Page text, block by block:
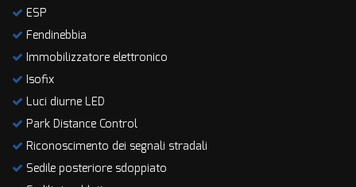
ESP
Fendinebbia
Immobilizzatore elettronico
Isofix
Luci diurne LED
Park Distance Control
Riconoscimento dei segnali stradali
Sedile posteriore sdoppiato